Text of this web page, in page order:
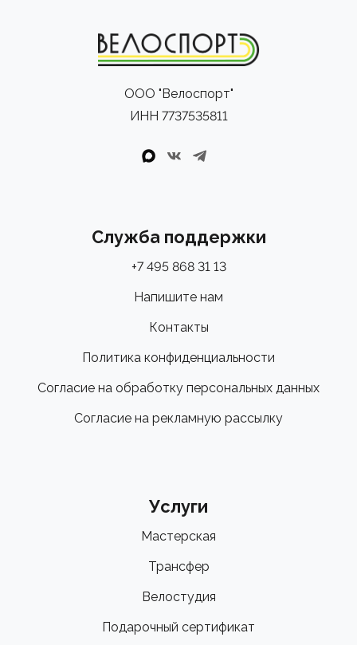
ООО "Велоспорт"
ИНН 7737535811
Служба поддержки
+7 495 868 31 13
Напишите нам
Контакты
Политика конфиденциальности
Согласие на обработку персональных данных
Согласие на рекламную рассылку
Услуги
Мастерская
Трансфер
Велостудия
Подарочный сертификат